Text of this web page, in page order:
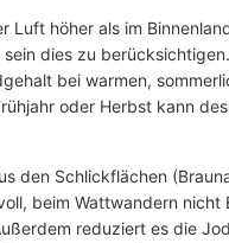
Luft höher als im
dies zu
bei warmen,
oder Herbst kann
den Schlickflächen
beim Wattwandern nicht
reduziert es die